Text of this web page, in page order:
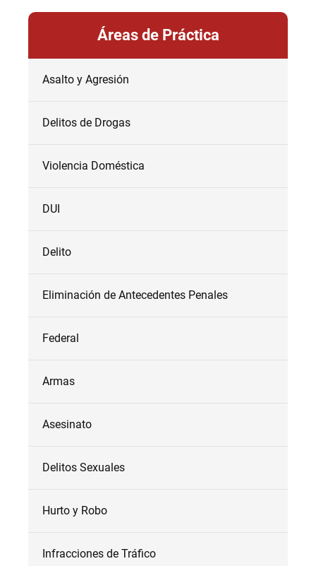
Áreas de Práctica
Asalto y Agresión
Delitos de Drogas
Violencia Doméstica
DUI
Delito
Eliminación de Antecedentes Penales
Federal
Armas
Asesinato
Delitos Sexuales
Hurto y Robo
Infracciones de Tráfico